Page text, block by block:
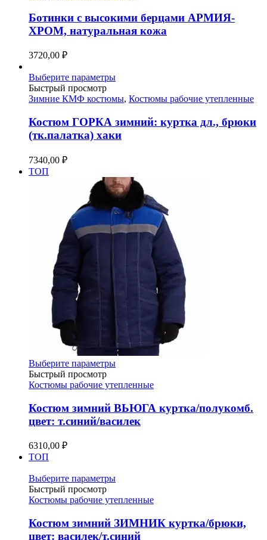
вариаций.
Опции
можно
товара.
Ботинки с высокими берцами АРМИЯ-
ХРОМ, натуральная кожа
3720,00 ₽
Выберите параметрыЭтот
имеет
вариаций.
Опции
можно
товара.
Быстрый просмотр
Зимние КМФ костюмы, Костюмы рабочие утепленные
Костюм ГОРКА зимний: куртка дл., брюки
(тк.палатка) хаки
7340,00 ₽
ТОП
Выберите параметрыЭтот
имеет
вариаций.
Опции
можно
Быстрый просмотр
Костюмы рабочие утепленные
Костюм зимний ВЬЮГА куртка/полукомб.
цвет: т.синий/василек
6310,00 ₽
ТОП
Выберите параметрыЭтот
имеет
вариаций.
Опции
Быстрый просмотр
Костюмы рабочие утепленные
Костюм зимний ЗИМНИК куртка/брюки,
цвет: василек/т.синий